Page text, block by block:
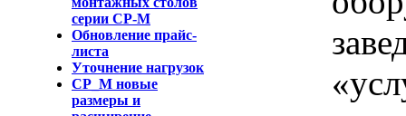
серии СР-М
Обновление прайс-
листа
Уточнение нагрузок
СР_М новые
размеры и